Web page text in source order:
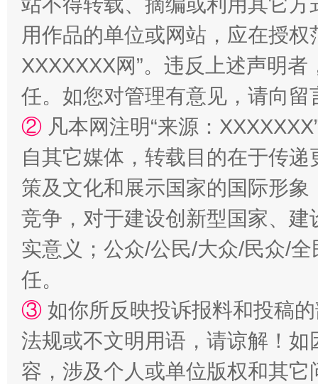
国家大学科技园优化重塑工作
扯下公款旅游的“隐身衣” 如何以
用作品的单位或网站，应在授
XXXXXXX网”。违反上述声明
任。如您对管理有意见，请向
② 凡本网注明“来源：
自其它媒体，转载目的在于传
策及文化和展示国家的国际形
竞争，对于建设创新型国家、
实意义；公众/公民/大众/民众/
任。
③ 如你所反映投诉报料和投稿
法规或不文明用语，请谅解！
容，涉及个人或单位版权和其它